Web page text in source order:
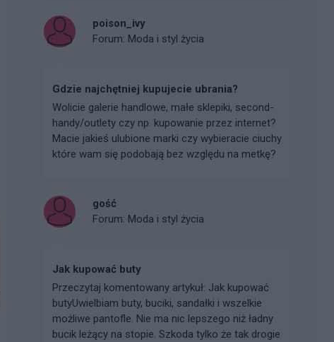
poison_ivy
Forum: Moda i styl życia
Gdzie najchętniej kupujecie ubrania?
Wolicie galerie handlowe, małe sklepiki, second-
handy/outlety czy np. kupowanie przez internet?
Macie jakieś ulubione marki czy wybieracie ciuchy
które wam się podobają bez względu na metkę?
gość
Forum: Moda i styl życia
Jak kupować buty
Przeczytaj komentowany artykuł: Jak kupować
butyUwielbiam buty, buciki, sandałki i wszelkie
możliwe pantofle. Nie ma nic lepszego niż ładny
bucik leżący na stopie. Szkoda tylko że tak drogie